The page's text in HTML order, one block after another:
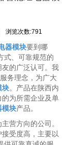
浏览次数:791
器模块要到哪
式、可靠规范的
的广泛认可。我
务理念，为广大
块。产品在陕西内
为所需企业及单
模块产品。
营方向的公司。
受度高，主要以